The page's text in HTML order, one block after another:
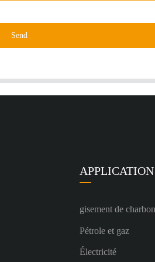
Send
gisement de charbon
Pétrole et gaz
Électricité